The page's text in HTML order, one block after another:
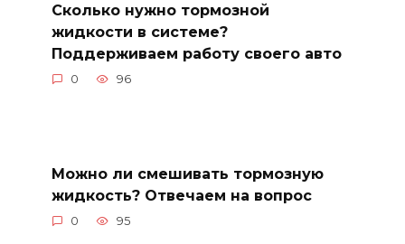
Сколько нужно тормозной
жидкости в системе?
Поддерживаем работу своего авто
0 96
Можно ли смешивать тормозную
жидкость? Отвечаем на вопрос
0 95